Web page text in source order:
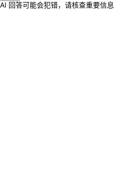
AI 回答可能会犯错，请核查重要信息